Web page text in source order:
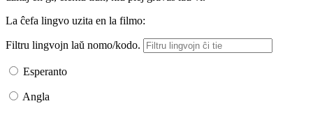
La ĉefa lingvo uzita en la filmo:
Filtru lingvojn laŭ nomo/kodo.
Esperanto
Angla